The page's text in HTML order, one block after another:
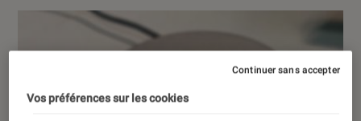
Vos préférences sur les cookies
Continuer sans accepter